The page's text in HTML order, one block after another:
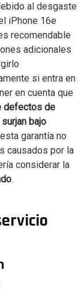
al desgaste
iPhone 16e
recomendable
adicionales
si entra en
en cuenta que
defectos de
bajo
garantía no
causados por la
considerar la
.